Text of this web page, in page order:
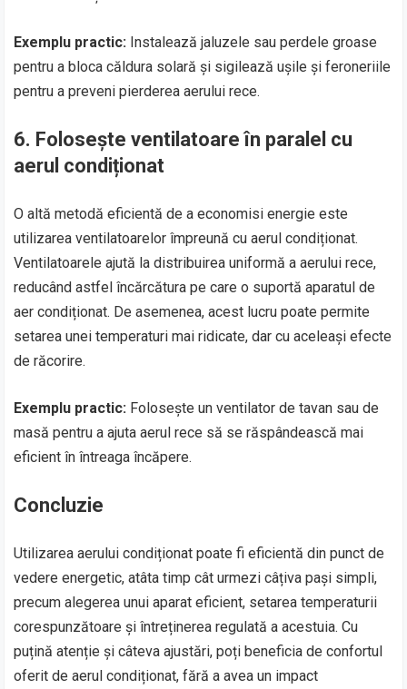
Exemplu practic: Instalează jaluzele sau perdele groase
pentru a bloca căldura solară și sigilează ușile și feroneriile
pentru a preveni pierderea aerului rece.
6. Folosește ventilatoare în paralel cu
aerul condiționat
O altă metodă eficientă de a economisi energie este
utilizarea ventilatoarelor împreună cu aerul condiționat.
Ventilatoarele ajută la distribuirea uniformă a aerului rece,
reducând astfel încărcătura pe care o suportă aparatul de
aer condiționat. De asemenea, acest lucru poate permite
setarea unei temperaturi mai ridicate, dar cu aceleași efecte
de răcorire.
Exemplu practic: Folosește un ventilator de tavan sau de
masă pentru a ajuta aerul rece să se răspândească mai
eficient în întreaga încăpere.
Concluzie
Utilizarea aerului condiționat poate fi eficientă din punct de
vedere energetic, atâta timp cât urmezi câțiva pași simpli,
precum alegerea unui aparat eficient, setarea temperaturii
corespunzătoare și întreținerea regulată a acestuia. Cu
puțină atenție și câteva ajustări, poți beneficia de confortul
oferit de aerul condiționat, fără a avea un impact